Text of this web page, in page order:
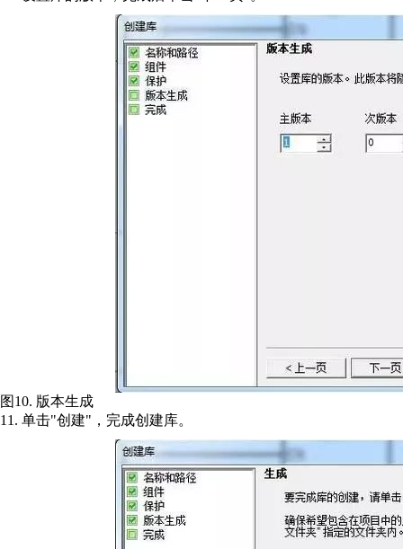
图10. 版本生成
11. 单击"创建"，完成创建库。